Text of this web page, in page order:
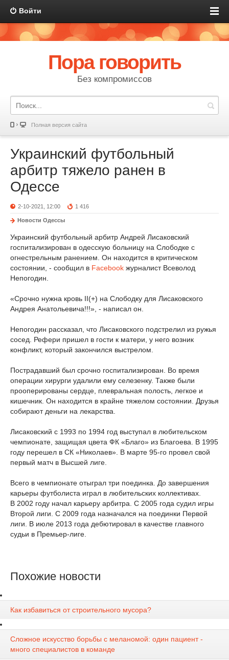
Войти
Пора говорить
Без компромиссов
Полная версия сайта
Украинский футбольный
арбитр тяжело ранен в
Одессе
2-10-2021, 12:00 1 416
Новости Одессы
Украинский футбольный арбитр Андрей Лисаковский
госпитализирован в одесскую больницу на Слободке с
огнестрельным ранением. Он находится в критическом
состоянии, - сообщил в Facebook журналист Всеволод
Непогодин.
«Срочно нужна кровь II(+) на Слободку для Лисаковского
Андрея Анатольевича!!!», - написал он.
Непогодин рассказал, что Лисаковского подстрелил из ружья
сосед. Рефери пришел в гости к матери, у него возник
конфликт, который закончился выстрелом.
Пострадавший был срочно госпитализирован. Во время
операции хирурги удалили ему селезенку. Также были
прооперированы сердце, плевральная полость, легкое и
кишечник. Он находится в крайне тяжелом состоянии. Друзья
собирают деньги на лекарства.
Лисаковский с 1993 по 1994 год выступал в любительском
чемпионате, защищая цвета ФК «Благо» из Благоева. В 1995
году перешел в СК «Николаев». В марте 95-го провел свой
первый матч в Высшей лиге.
Всего в чемпионате отыграл три поединка. До завершения
карьеры футболиста играл в любительских коллективах.
В 2002 году начал карьеру арбитра. С 2005 года судил игры
Второй лиги. С 2009 года назначался на поединки Первой
лиги. В июле 2013 года дебютировал в качестве главного
судьи в Премьер-лиге.
Похожие новости
Как избавиться от строительного мусора?
Сложное искусство борьбы с меланомой: один пациент -
много специалистов в команде